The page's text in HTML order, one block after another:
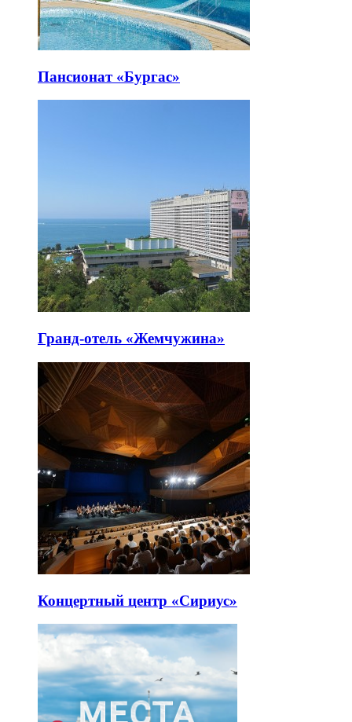
Пансионат «Бургас»
Гранд-отель «Жемчужина»
Концертный центр «Сириус»